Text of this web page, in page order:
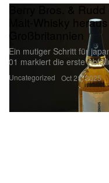
Uncategorized
Berry Bros. &
Malt-Whisky
Großbritannien
Ein mutiger Schritt für
01 markiert die erste
Oct 21, 2025